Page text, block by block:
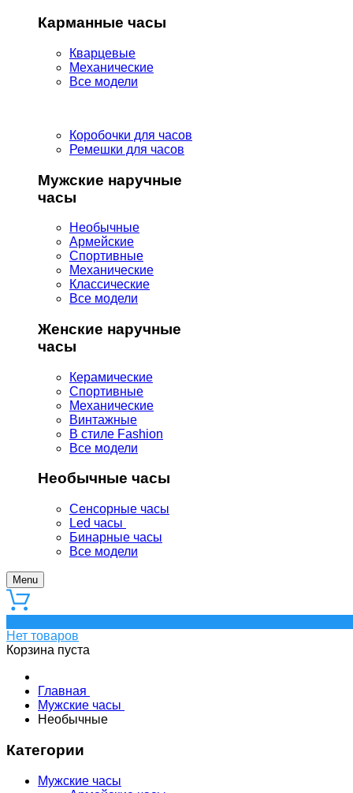
Карманные часы
Кварцевые
Механические
Все модели
Коробочки для часов
Ремешки для часов
Мужские наручные
часы
Необычные
Армейские
Спортивные
Механические
Классические
Все модели
Женские наручные
часы
Керамические
Спортивные
Механические
Винтажные
В стиле Fashion
Все модели
Необычные часы
Сенсорные часы
Led часы
Бинарные часы
Все модели
Menu
Нет товаров
Корзина пуста
Главная
Мужские часы
Необычные
Категории
Мужские часы